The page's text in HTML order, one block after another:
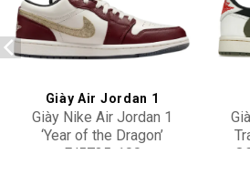
Add to
wishlist
Giày Air Jordan 1
Giày Nike Air Jordan 1
‘Year of the Dragon’
FJ5735-100